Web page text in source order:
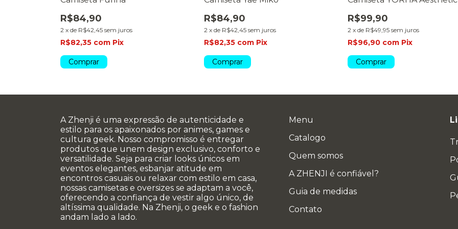
R$84,90
2 x de R$42,45 sem juros
R$82,35 com Pix
Comprar
R$84,90
2 x de R$42,45 sem juros
R$82,35 com Pix
Comprar
R$99,90
2 x de R$49,95 sem juros
R$96,90 com Pix
Comprar
A Zhenji é uma expressão de autenticidade e
estilo para os apaixonados por animes, games e
cultura geek. Nosso compromisso é entregar
produtos que unem design exclusivo, conforto e
versatilidade. Seja para criar looks únicos em
eventos elegantes, esbanjar atitude em
encontros casuais ou relaxar com estilo em casa,
nossas camisetas e oversizes se adaptam a você,
oferecendo a confiança de vestir algo único, de
altíssima qualidade. Na Zhenji, o geek e o fashion
andam lado a lado.
Menu
Catalogo
Quem somos
A ZHENJI é confiável?
Guia de medidas
Contato